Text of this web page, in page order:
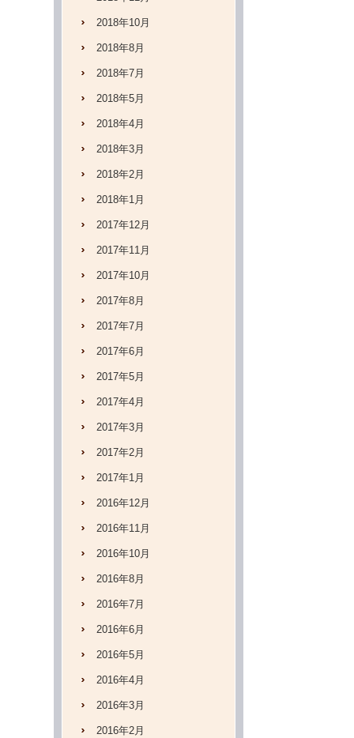
2018年10月
2018年8月
2018年7月
2018年5月
2018年4月
2018年3月
2018年2月
2018年1月
2017年12月
2017年11月
2017年10月
2017年8月
2017年7月
2017年6月
2017年5月
2017年4月
2017年3月
2017年2月
2017年1月
2016年12月
2016年11月
2016年10月
2016年8月
2016年7月
2016年6月
2016年5月
2016年4月
2016年3月
2016年2月